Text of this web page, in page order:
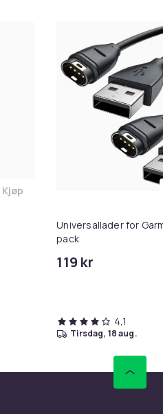
Legg Toppik - 27,5g - Dark
Kjøp
Universallader for
pack
119 kr
4,1
tirsdag, 18 aug.